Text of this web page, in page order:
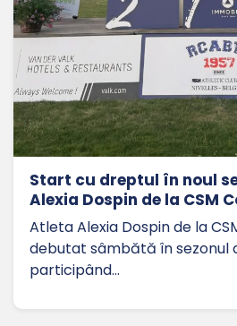
Start cu dreptul în noul
Alexia Dospin de la CSM
Atleta Alexia Dospin de la
debutat sâmbătă în sezonul
participând…